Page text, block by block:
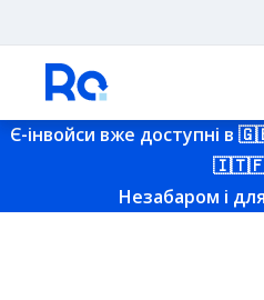
Є-інвойси вже доступні в
🇮🇹
Незабаром і